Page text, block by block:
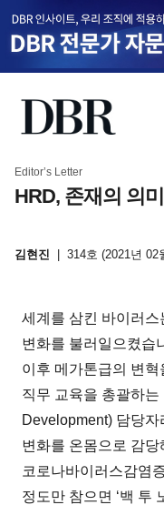
Editor’s Letter
HRD, 존재의 의
김현진 314호 (2021년 02
세계를 삼킨 바이러
변화를 불러일으켰습
이후 메가톤급의 변
직무 교육을 총괄하
Development) 담당
변화를 온몸으로 감
코로나바이러스감염
정도만 참으면 ‘백 투